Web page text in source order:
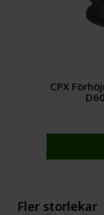
CPX
Fler storlekar